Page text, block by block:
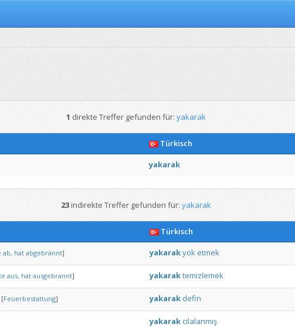
1 direkte Treffer gefunden für: yakarak
Türkisch
yakarak
23indirekte Treffer gefunden für: yakarak
Türkisch
ab, hat abgebrannt] yakarakyok etmek
aus, hat ausgebrannt] yakaraktemizlemek
Feuerbestattung] yakarak defin
yakarak cilalanmış